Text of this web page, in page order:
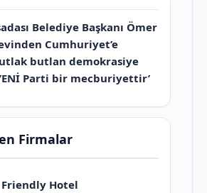
Belediye Başkanı Ömer
Cumhuriyet’e
butlan demokrasiye
Parti bir mecburiyettir’
Firmalar
Friendly Hotel